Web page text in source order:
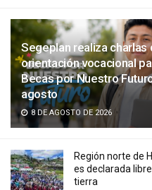
Segeplan realiza charlas
orientación vocacional
Becas por Nuestro
agosto
8 DE AGOSTO DE 2026
Región norte de
es declarada
tierra